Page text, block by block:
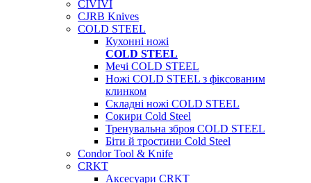
CIVIVI
CJRB Knives
COLD STEEL
Кухонні ножі
COLD STEEL
Мечі COLD STEEL
Ножі COLD STEEL з фіксованим
клинком
Складні ножі COLD STEEL
Сокири Cold Steel
Тренувальна зброя COLD STEEL
Біти й тростини Cold Steel
Condor Tool & Knife
CRKT
Аксесуари CRKT